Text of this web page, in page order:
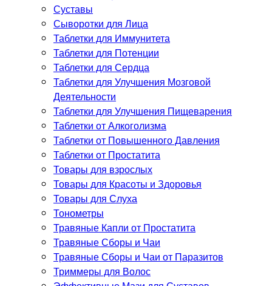
Суставы
Сыворотки для Лица
Таблетки для Иммунитета
Таблетки для Потенции
Таблетки для Сердца
Таблетки для Улучшения Мозговой
Деятельности
Таблетки для Улучшения Пищеварения
Таблетки от Алкоголизма
Таблетки от Повышенного Давления
Таблетки от Простатита
Товары для взрослых
Товары для Красоты и Здоровья
Товары для Слуха
Тонометры
Травяные Капли от Простатита
Травяные Сборы и Чаи
Травяные Сборы и Чаи от Паразитов
Триммеры для Волос